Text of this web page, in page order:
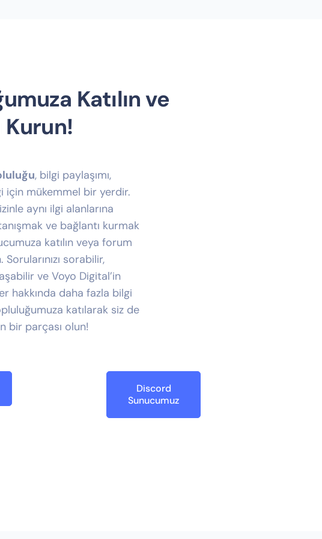
Katılın ve
Kurun!
, bilgi paylaşımı,
için mükemmel bir yerdir.
aynı ilgi alanlarına
ve bağlantı kurmak
katılın veya forum
sorabilir,
ve Voyo Digital’in
hakkında daha fazla bilgi
katılarak siz de
bir parçası olun!
Discord
Sunucumuz